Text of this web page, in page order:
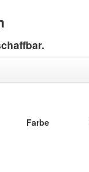
Farbe